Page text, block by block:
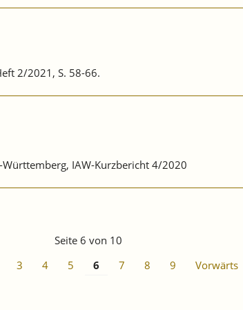
2/2021, S. 58-66.
Württemberg, IAW-Kurzbericht 4/2020
Seite 6 von 10
3 4 5 6 7 8 9 Vorwärts